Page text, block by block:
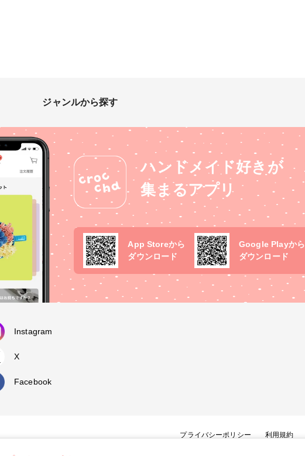
ジャンルから探す
ハンドメイド好きが
集まるアプリ
App Storeから
ダウンロード
Google Playから
ダウンロード
Instagram
X
Facebook
プライバシーポリシー 利用規約